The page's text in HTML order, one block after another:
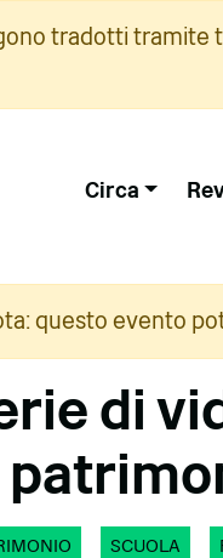
tradotti tramite
Circa
questo evento
di
SCUOLA